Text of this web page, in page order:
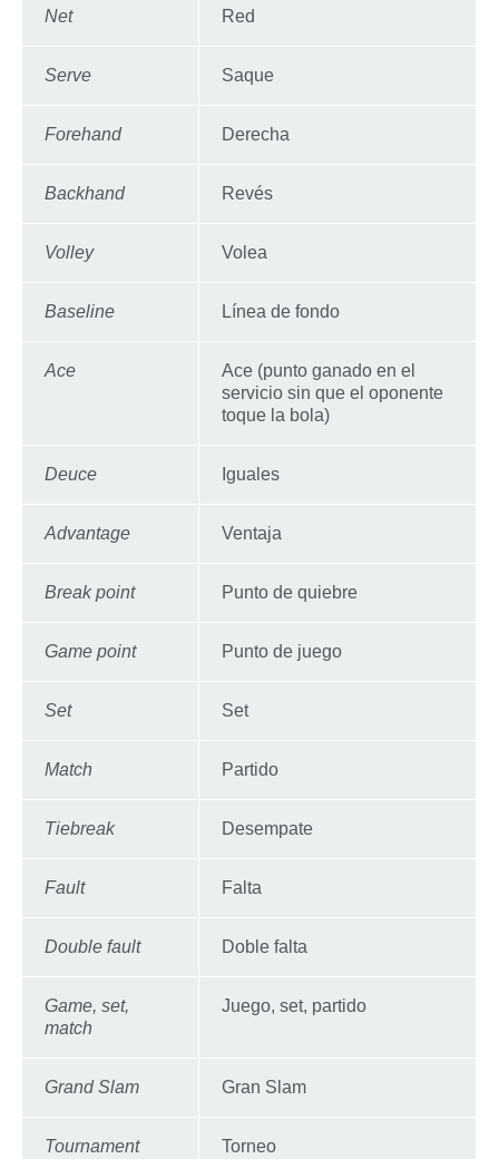
Net Red
Serve Saque
Forehand Derecha
Backhand Revés
Volley Volea
Baseline Línea de fondo
Ace
Ace (punto ganado en el
servicio sin que el oponente
toque la bola)
Deuce Iguales
Advantage Ventaja
Break point Punto de quiebre
Game point Punto de juego
Set Set
Match Partido
Tiebreak Desempate
Fault Falta
Double fault Doble falta
Game, set,
match
Juego, set, partido
Grand Slam Gran Slam
Tournament Torneo